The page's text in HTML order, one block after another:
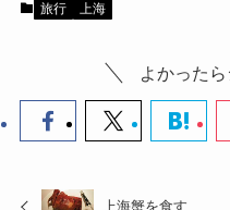
旅行 上海
よかったら
上海蟹を食す